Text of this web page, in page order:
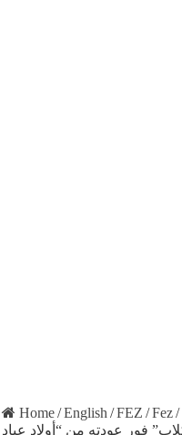
Home/English /FEZ /Fez/